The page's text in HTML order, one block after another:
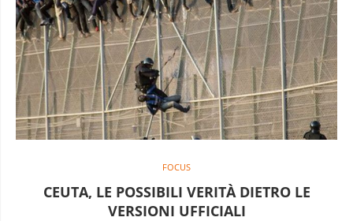
FOCUS
CEUTA, LE POSSIBILI VERITÀ DIETRO LE
VERSIONI UFFICIALI